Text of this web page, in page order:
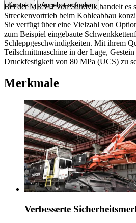
Kontakt Angebot anfordern
Bei der MR341 von Sandvik handelt es
Streckenvortrieb beim Kohleabbau
Sie verfügt über eine Vielzahl von
zum Beispiel eingebaute
Schleppgeschwindigkeiten. Mit ihrem
Teilschnittmaschine in der Lage,
Druckfestigkeit von 80 MPa (UCS) zu
Merkmale
Verbesserte